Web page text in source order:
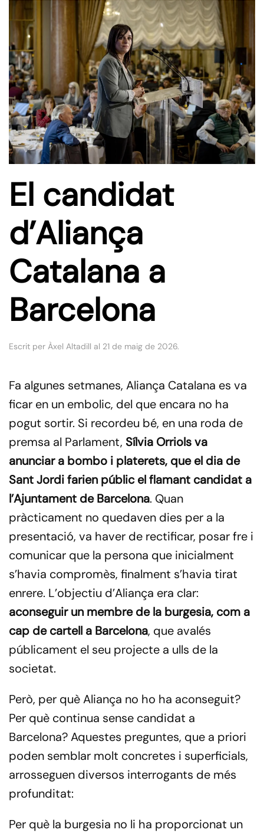
El candidat
d’Aliança
Catalana a
Barcelona
Escrit per Àxel Altadill al 21 de maig de 2026.
Fa algunes setmanes, Aliança Catalana es va
ficar en un embolic, del que encara no ha
pogut sortir. Si recordeu bé, en una roda de
premsa al Parlament, Sílvia Orriols va
anunciar a bombo i platerets, que el dia de
Sant Jordi farien públic el flamant candidat a
l’Ajuntament de Barcelona. Quan
pràcticament no quedaven dies per a la
presentació, va haver de rectificar, posar fre i
comunicar que la persona que inicialment
s’havia compromès, finalment s’havia tirat
enrere. L’objectiu d’Aliança era clar:
aconseguir un membre de la burgesia, com a
cap de cartell a Barcelona, que avalés
públicament el seu projecte a ulls de la
societat.
Però, per què Aliança no ho ha aconseguit?
Per què continua sense candidat a
Barcelona? Aquestes preguntes, que a priori
poden semblar molt concretes i superficials,
arrosseguen diversos interrogants de més
profunditat:
Per què la burgesia no li ha proporcionat un